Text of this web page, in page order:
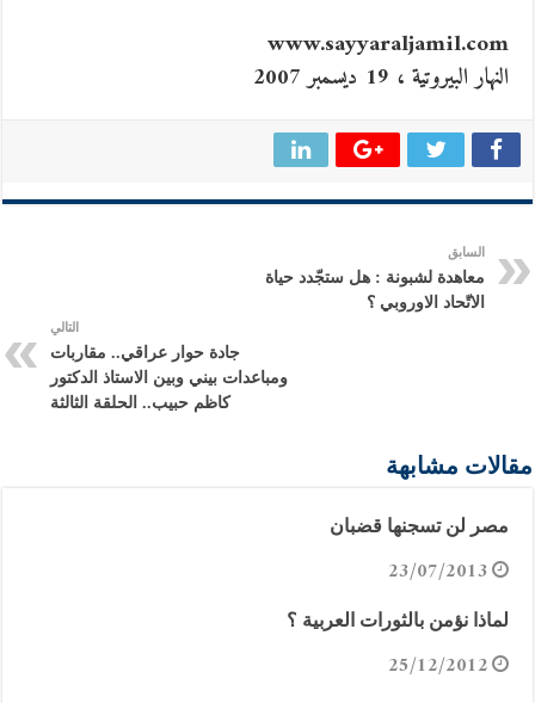
www.sayyaraljamil.com
النهار البيروتية ، 19 ديسمبر 2007
السابق
معاهدة لشبونة : هل ستجّدد حياة
الاتّحاد الاوروبي ؟
التالي
جادة حوار عراقي.. مقاربات
ومباعدات بيني وبين الاستاذ الدكتور
كاظم حبيب.. الحلقة الثالثة
مقالات مشابهة
مصر لن تسجنها قضبان
23/07/2013
لماذا نؤمن بالثورات العربية ؟
25/12/2012